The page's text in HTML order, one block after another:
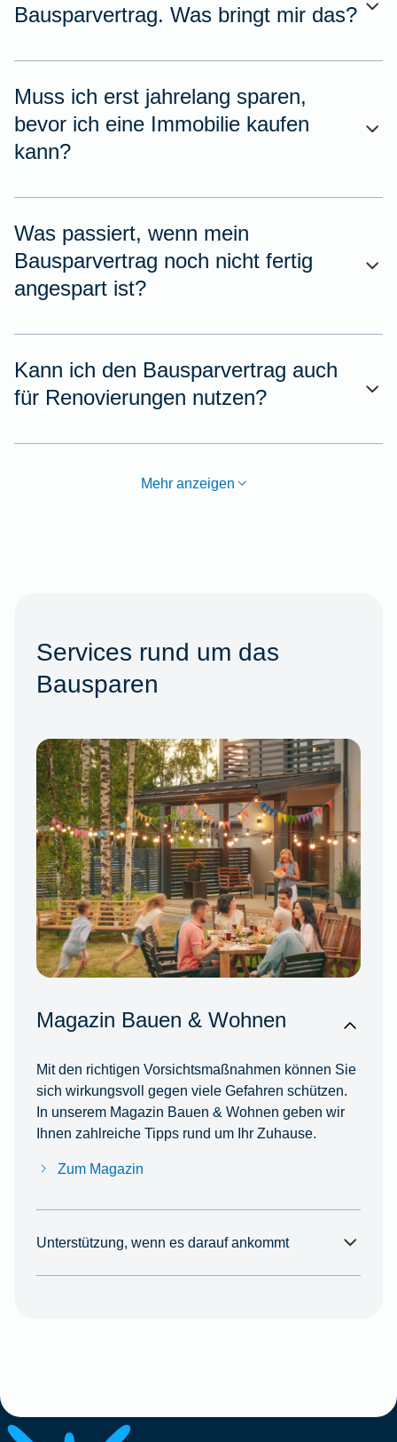
Bausparvertrag. Was bringt mir das?
Muss ich erst jahrelang sparen,
bevor ich eine Immobilie kaufen
kann?
Was passiert, wenn mein
Bausparvertrag noch nicht fertig
angespart ist?
Kann ich den Bausparvertrag auch
für Renovierungen nutzen?
Mehr anzeigen
Services rund um das
Bausparen
Magazin Bauen & Wohnen
Mit den richtigen Vorsichtsmaßnahmen können Sie
sich wirkungsvoll gegen viele Gefahren schützen.
In unserem Magazin Bauen & Wohnen geben wir
Ihnen zahlreiche Tipps rund um Ihr Zuhause.
Zum Magazin
Unterstützung, wenn es darauf ankommt